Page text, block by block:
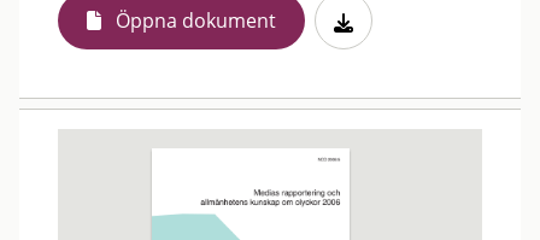
Öppna dokument